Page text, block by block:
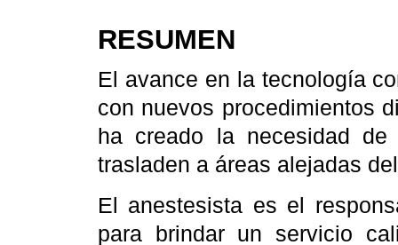
RESUMEN
El avance en la tecnología
con nuevos procedimientos
ha creado la necesidad
trasladen a áreas alejadas
El anestesista es el
para brindar un servicio